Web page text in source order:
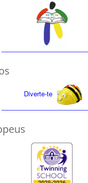
Diverte-te